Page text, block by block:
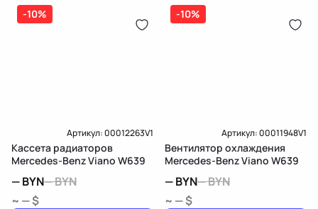
-10%
Артикул:00012263V1
Кассета радиаторов
Mercedes-Benz Viano W639
—BYN—BYN
~ — $
-10%
Артикул:00011948V1
Вентилятор охлаждения
Mercedes-Benz Viano W639
—BYN—BYN
~ — $